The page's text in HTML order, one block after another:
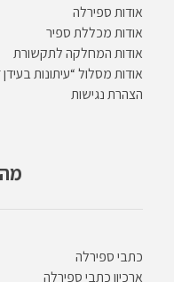
אודות ספירלה
אודות מכללת ספיר
אודות המחלקה לתקשורת
אודות מסלול “עיתונות בעידן
הצהרת נגישות
כתבי ספירלה
ארכיון כתבי ספירלה